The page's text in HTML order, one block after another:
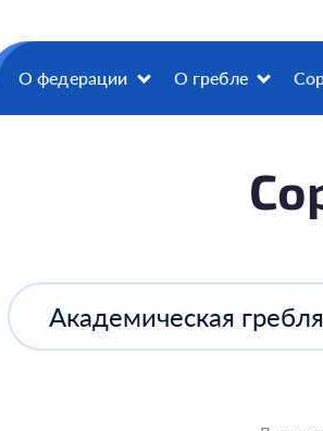
О федерации О гребле
Академическая гребля